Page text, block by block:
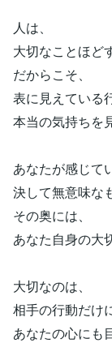
人は、
大切なことほど
だからこそ、
表に見えている
本当の気持ちを
あなたが感じて
決して無意味な
その奥には、
あなた自身の大
大切なのは、
相手の行動だけ
あなたの心にも